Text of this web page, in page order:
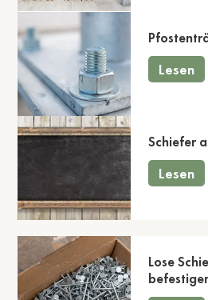
Lesen
Schiefer
Lesen
Lose